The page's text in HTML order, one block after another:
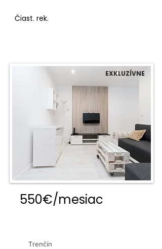
Čiast. rek.
EXKLUZÍVNE
550€/mesiac
Trenčín